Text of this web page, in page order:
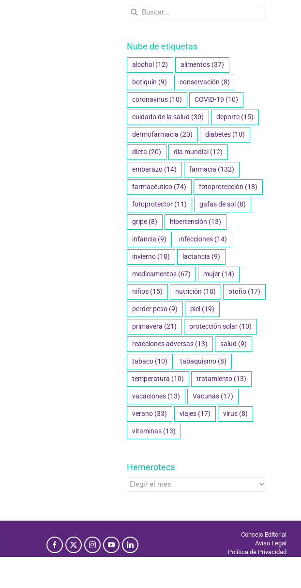
Buscar:
Nube de etiquetas
alcohol (12) alimentos (37)
botiquín (9) conservación (8)
coronavirus (10) COVID-19 (10)
cuidado de la salud (30) deporte (15)
dermofarmacia (20) diabetes (10)
dieta (20) día mundial (12)
embarazo (14) farmacia (132)
farmacéutico (74) fotoprotección (18)
fotoprotector (11) gafas de sol (8)
gripe (8) hipertensión (13)
infancia (9) infecciones (14)
invierno (18) lactancia (9)
medicamentos (67) mujer (14)
niños (15) nutrición (18) otoño (17)
perder peso (9) piel (19)
primavera (21) protección solar (10)
reacciones adversas (13) salud (9)
tabaco (10) tabaquismo (8)
temperatura (10) tratamiento (13)
vacaciones (13) Vacunas (17)
verano (33) viajes (17) virus (8)
vitaminas (13)
Hemeroteca
Hemeroteca
Consejo Editorial
Aviso Legal
Política de Privacidad